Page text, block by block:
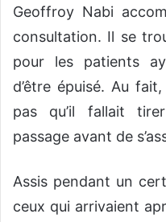
Geoffroy Nabi
consultation. Il se
pour les patients
d’être épuisé. Au
pas qu’il fallait
passage avant de
Assis pendant un
ceux qui arrivaient